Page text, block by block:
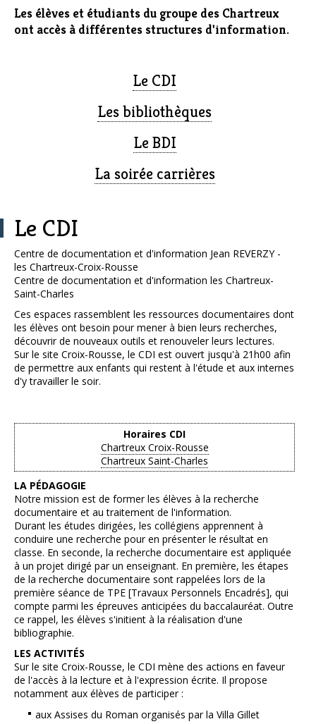
Les élèves et étudiants du groupe des Chartreux
ont accès à différentes structures d'information.
Le CDI
Les bibliothèques
Le BDI
La soirée carrières
Le CDI
Centre de documentation et d'information Jean REVERZY -
les Chartreux-Croix-Rousse
Centre de documentation et d'information les Chartreux-
Saint-Charles
Ces espaces rassemblent les ressources documentaires dont
les élèves ont besoin pour mener à bien leurs recherches,
découvrir de nouveaux outils et renouveler leurs lectures.
Sur le site Croix-Rousse, le CDI est ouvert jusqu'à 21h00 afin
de permettre aux enfants qui restent à l'étude et aux internes
d'y travailler le soir.
Horaires CDI
Chartreux Croix-Rousse
Chartreux Saint-Charles
LA PÉDAGOGIE
Notre mission est de former les élèves à la recherche
documentaire et au traitement de l'information.
Durant les études dirigées, les collégiens apprennent à
conduire une recherche pour en présenter le résultat en
classe. En seconde, la recherche documentaire est appliquée
à un projet dirigé par un enseignant. En première, les étapes
de la recherche documentaire sont rappelées lors de la
première séance de TPE [Travaux Personnels Encadrés], qui
compte parmi les épreuves anticipées du baccalauréat. Outre
ce rappel, les élèves s'initient à la réalisation d'une
bibliographie.
LES ACTIVITÉS
Sur le site Croix-Rousse, le CDI mène des actions en faveur
de l'accès à la lecture et à l'expression écrite. Il propose
notamment aux élèves de participer :
aux Assises du Roman organisés par la Villa Gillet